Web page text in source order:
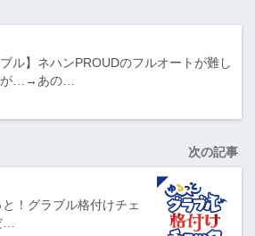
ブル】ネハンPROUDのフルオートが難し
が…→あの…
次の記事
と！グラブル格付けチェ